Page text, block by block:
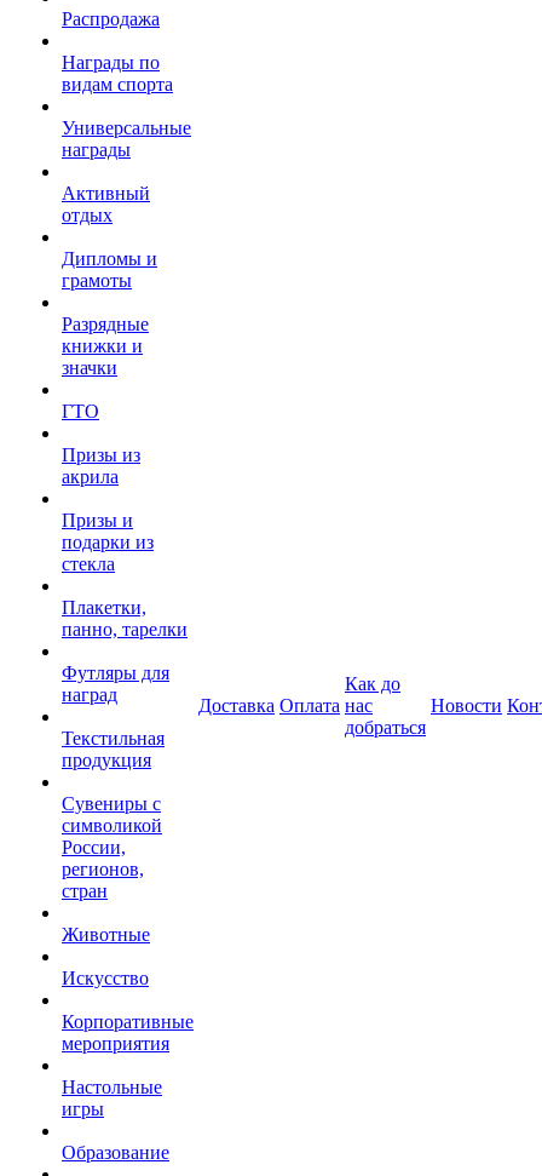
Распродажа
Награды по
видам спорта
Универсальные
награды
Активный
отдых
Дипломы и
грамоты
Разрядные
книжки и
значки
ГТО
Призы из
акрила
Призы и
подарки из
стекла
Плакетки,
панно, тарелки
Футляры для
наград
Текстильная
продукция
Сувениры с
символикой
России,
регионов,
стран
Животные
Искусство
Корпоративные
мероприятия
Настольные
игры
Образование
Доставка Оплата
Как до
нас
добраться
Новости